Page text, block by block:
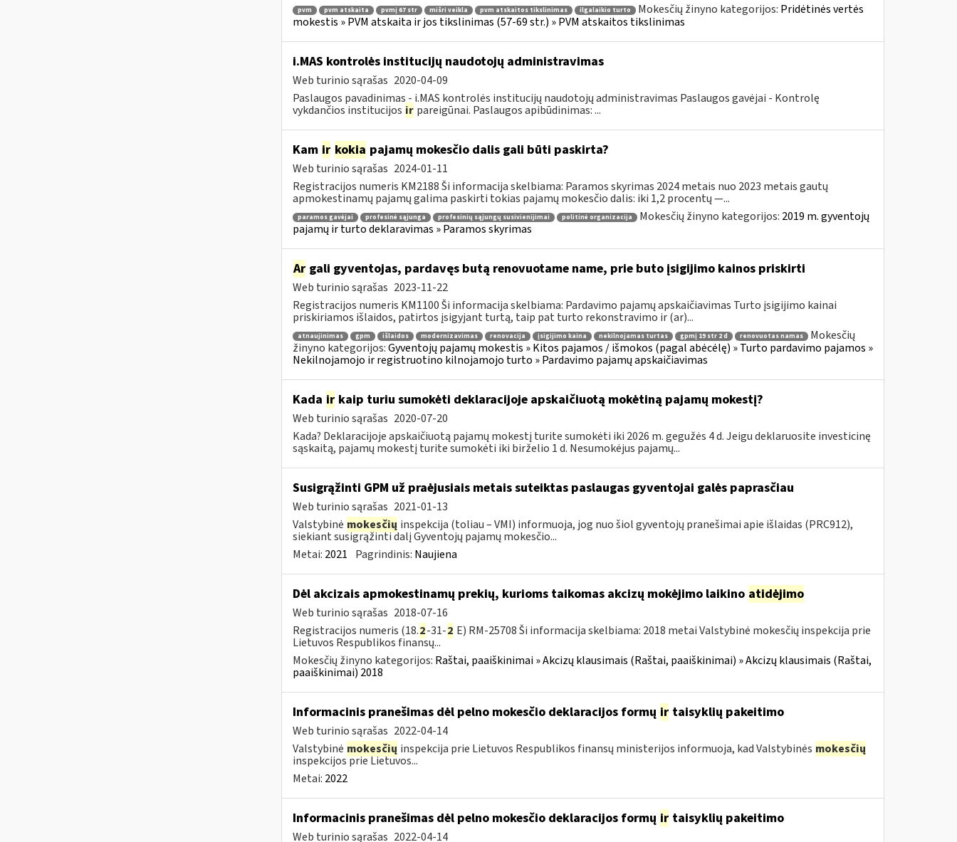
pvm pvm atskaita pvmį 67 str mišri veikla pvm atskaitos tikslinimas ilgalaikio turto Mokesčių žinyno kategorijos: Pridėtinės vertės
mokestis » PVM atskaita ir jos tikslinimas (57-69 str.) » PVM atskaitos tikslinimas
i.MAS kontrolės institucijų naudotojų administravimas
Web turinio sąrašas 2020-04-09
Paslaugos pavadinimas - i.MAS kontrolės institucijų naudotojų administravimas Paslaugos gavėjai - Kontrolę
vykdančios institucijos ir pareigūnai. Paslaugos apibūdinimas: ...
Kam ir kokia pajamų mokesčio dalis gali būti paskirta?
Web turinio sąrašas 2024-01-11
Registracijos numeris KM2188 Ši informacija skelbiama: Paramos skyrimas 2024 metais nuo 2023 metais gautų
apmokestinamų pajamų galima paskirti tokias pajamų mokesčio dalis: iki 1,2 procentų —...
paramos gavėjai profesinė sąjunga profesinių sąjungų susivienijimai politinė organizacija Mokesčių žinyno kategorijos: 2019 m. gyventojų
pajamų ir turto deklaravimas » Paramos skyrimas
Argali gyventojas, pardavęs butą renovuotame name, prie buto įsigijimo kainos priskirti
Web turinio sąrašas 2023-11-22
Registracijos numeris KM1100 Ši informacija skelbiama: Pardavimo pajamų apskaičiavimas Turto įsigijimo kainai
priskiriamos išlaidos, patirtos įsigyjant turtą, taip pat turto rekonstravimo ir (ar)...
atnaujinimas gpm išlaidos modernizavimas renovacija įsigijimo kaina nekilnojamas turtas gpmį 19 str 2 d renovuotas namas
Mokesčių
žinyno kategorijos:Gyventojų pajamų mokestis » Kitos pajamos / išmokos (pagal abėcėlę) » Turto pardavimo pajamos »
Nekilnojamojo ir registruotino kilnojamojo turto » Pardavimo pajamų apskaičiavimas
Kada irkaip turiu sumokėti deklaracijoje apskaičiuotą mokėtiną pajamų mokestį?
Web turinio sąrašas 2020-07-20
Kada? Deklaracijoje apskaičiuotą pajamų mokestį turite sumokėti iki 2026 m. gegužės 4 d. Jeigu deklaruosite investicinę
sąskaitą, pajamų mokestį turite sumokėti iki birželio 1 d. Nesumokėjus pajamų...
Susigrąžinti GPM už praėjusiais metais suteiktas paslaugas gyventojai galės paprasčiau
Web turinio sąrašas 2021-01-13
Valstybinė mokesčių inspekcija (toliau – VMI) informuoja, jog nuo šiol gyventojų pranešimai apie išlaidas (PRC912),
siekiant susigrąžinti dalį Gyventojų pajamų mokesčio...
Metai: 2021 Pagrindinis: Naujiena
Dėl akcizais apmokestinamų prekių, kurioms taikomas akcizų mokėjimo laikino atidėjimo
Web turinio sąrašas 2018-07-16
Registracijos numeris (18.2-31-2 E) RM-25708 Ši informacija skelbiama: 2018 metai Valstybinė mokesčių inspekcija prie
Lietuvos Respublikos finansų...
Mokesčių žinyno kategorijos: Raštai, paaiškinimai » Akcizų klausimais (Raštai, paaiškinimai) » Akcizų klausimais (Raštai,
paaiškinimai) 2018
Informacinis pranešimas dėl pelno mokesčio deklaracijos formų irtaisyklių pakeitimo
Web turinio sąrašas 2022-04-14
Valstybinė mokesčių inspekcija prie Lietuvos Respublikos finansų ministerijos informuoja, kad Valstybinės mokesčių
inspekcijos prie Lietuvos...
Metai: 2022
Informacinis pranešimas dėl pelno mokesčio deklaracijos formų irtaisyklių pakeitimo
Web turinio sąrašas 2022-04-14